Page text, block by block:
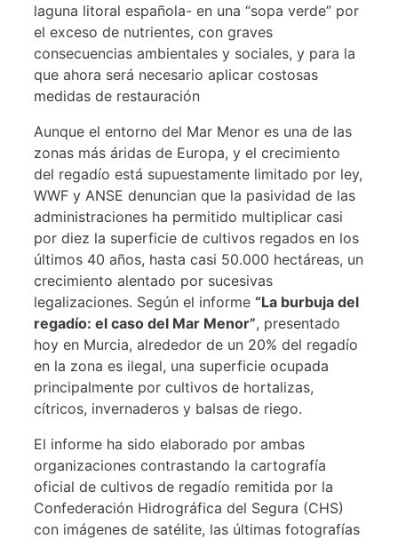
laguna litoral española- en una “sopa verde” por
el exceso de nutrientes, con graves
consecuencias ambientales y sociales, y para la
que ahora será necesario aplicar costosas
medidas de restauración
Aunque el entorno del Mar Menor es una de las
zonas más áridas de Europa, y el crecimiento
del regadío está supuestamente limitado por ley,
WWF y ANSE denuncian que la pasividad de las
administraciones ha permitido multiplicar casi
por diez la superficie de cultivos regados en los
últimos 40 años, hasta casi 50.000 hectáreas, un
crecimiento alentado por sucesivas
legalizaciones. Según el informe “La burbuja del
regadío: el caso del Mar Menor”, presentado
hoy en Murcia, alrededor de un 20% del regadío
en la zona es ilegal, una superficie ocupada
principalmente por cultivos de hortalizas,
cítricos, invernaderos y balsas de riego.
El informe ha sido elaborado por ambas
organizaciones contrastando la cartografía
oficial de cultivos de regadío remitida por la
Confederación Hidrográfica del Segura (CHS)
con imágenes de satélite, las últimas fotografías